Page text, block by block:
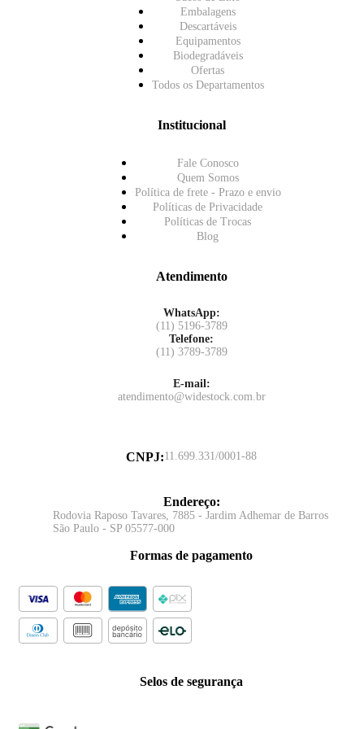
Embalagens
Descartáveis
Equipamentos
Biodegradáveis
Ofertas
Todos os Departamentos
Institucional
Fale Conosco
Quem Somos
Política de frete - Prazo e envio
Políticas de Privacidade
Políticas de Trocas
Blog
Atendimento
WhatsApp:
(11) 5196-3789
Telefone:
(11) 3789-3789
E-mail:
atendimento@widestock.com.br
CNPJ:11.699.331/0001-88
Endereço:
Rodovia Raposo Tavares, 7885 - Jardim Adhemar de Barros
São Paulo - SP 05577-000
Formas de pagamento
Selos de segurança